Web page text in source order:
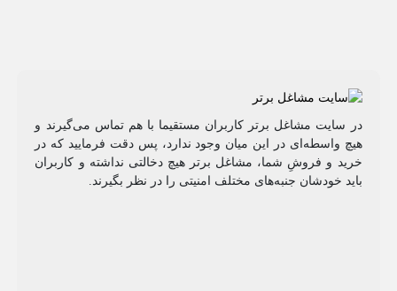
در سایت مشاغل برتر کاربران مستقیما با هم تماس می‌گیرند و
هیچ واسطه‌ای در این میان وجود ندارد، پس دقت فرمایید که در
خرید و فروشِ شما، مشاغل برتر هیچ دخالتی نداشته و کاربران
باید خودشان جنبه‌های مختلف امنیتی را در نظر بگیرند.